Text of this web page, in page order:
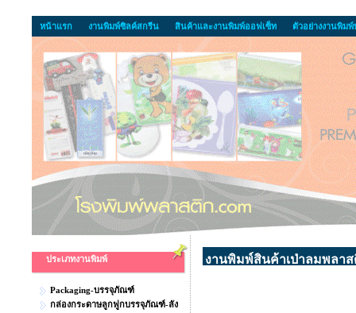
หน้าแรก งานพิมพ์ซิลค์สกรีน สินค้าและงานพิมพ์ออฟเซ็ท ตัวอย่างงานพิม
ประเภทงานพิมพ์
Packaging-บรรจุภัณฑ์
กล่องกระดาษลูกฟูกบรรจุภัณฑ์-ลัง
งานพิมพ์สินค้าเป่าลมพลา